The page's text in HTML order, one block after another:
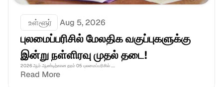
உள்ளூர் Aug 5, 2026
புலமைப்பரிசில் மேலதிக வகுப்புகளுக்கு
இன்று நள்ளிரவு முதல் தடை!
2026 ஆம் ஆண்டிற்கான தரம் 05 புலமைப்பரிசில் ....
Read More